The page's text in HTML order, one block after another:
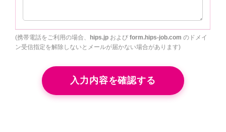
(携帯電話をご利用の場合、 hips.jp およびform.hips-job.com のドメイ
ン受信指定を解除しないとメールが届かない場合があります)
入力内容を確認する